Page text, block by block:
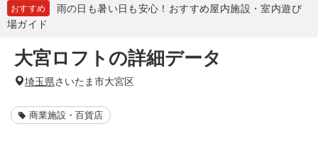
おすすめ
雨の日も暑い日も安心！おすすめ屋内施設・室内遊び
場ガイド
大宮ロフトの詳細データ
埼玉県さいたま市大宮区
商業施設・百貨店